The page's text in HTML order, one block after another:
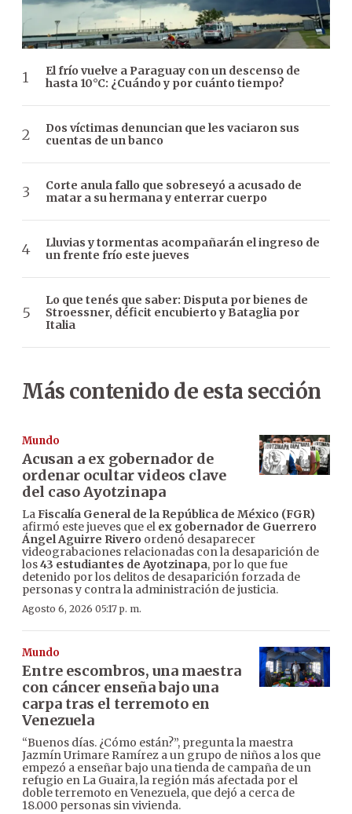
El frío vuelve a Paraguay con un descenso de
hasta 10°C: ¿Cuándo y por cuánto tiempo?
Dos víctimas denuncian que les vaciaron sus
cuentas de un banco
Corte anula fallo que sobreseyó a acusado de
matar a su hermana y enterrar cuerpo
Lluvias y tormentas acompañarán el ingreso de
un frente frío este jueves
Lo que tenés que saber: Disputa por bienes de
Stroessner, déficit encubierto y Bataglia por
Italia
Más contenido de esta sección
Mundo
Acusan a ex gobernador de
ordenar ocultar videos clave
del caso Ayotzinapa
LaFiscalía General de la República de México (FGR)
afirmó este jueves que el ex gobernador de Guerrero
Ángel Aguirre Rivero ordenó desaparecer
videograbaciones relacionadas con la desaparición de
los43 estudiantes de Ayotzinapa, por lo que fue
detenido por los delitos de desaparición forzada de
personas y contra la administración de justicia.
Agosto 6, 2026 05:17 p. m.
Mundo
Entre escombros, una maestra
con cáncer enseña bajo una
carpa tras el terremoto en
Venezuela
“Buenos días. ¿Cómo están?”, pregunta la maestra
Jazmín Urimare Ramírez a un grupo de niños a los que
empezó a enseñar bajo una tienda de campaña de un
refugio en La Guaira, la región más afectada por el
doble terremoto en Venezuela, que dejó a cerca de
18.000 personas sin vivienda.